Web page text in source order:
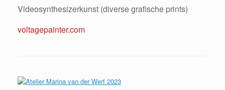
Videosynthesizerkunst (diverse grafische prints)
voltagepainter.com